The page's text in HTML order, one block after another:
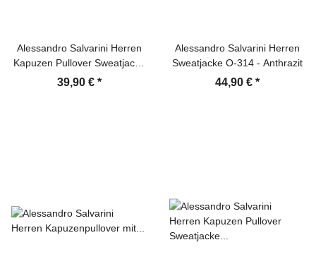
Alessandro Salvarini Herren
Kapuzen Pullover Sweatjacke
Hoodie Anthrazit
39,90 € *
Alessandro Salvarini Herren
Sweatjacke O-314 - Anthrazit
44,90 € *